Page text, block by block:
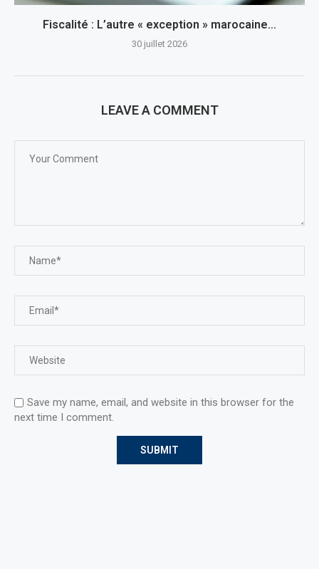
Fiscalité : L’autre « exception » marocaine…
30 juillet 2026
LEAVE A COMMENT
Save my name, email, and website in this browser for the
next time I comment.